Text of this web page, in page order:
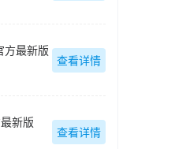
方最新版
查看详情
新版
查看详情